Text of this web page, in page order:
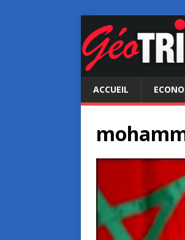
ACCUEIL